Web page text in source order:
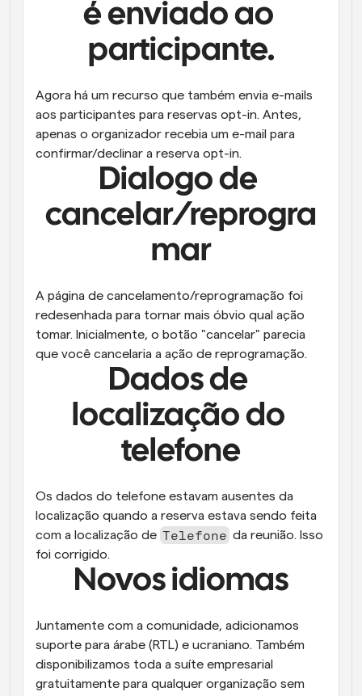
é enviado ao
participante.
Agora há um recurso que também envia e-mails
aos participantes para reservas opt-in. Antes,
apenas o organizador recebia um e-mail para
confirmar/declinar a reserva opt-in.
Dialogo de
cancelar/reprogra
mar
A página de cancelamento/reprogramação foi
redesenhada para tornar mais óbvio qual ação
tomar. Inicialmente, o botão "cancelar" parecia
que você cancelaria a ação de reprogramação.
Dados de
localização do
telefone
Os dados do telefone estavam ausentes da
localização quando a reserva estava sendo feita
com a localização de Telefone da reunião. Isso
foi corrigido.
Novos idiomas
Juntamente com a comunidade, adicionamos
suporte para árabe (RTL) e ucraniano. Também
disponibilizamos toda a suíte empresarial
gratuitamente para qualquer organização sem